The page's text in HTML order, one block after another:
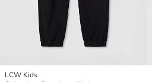
LCW Kids